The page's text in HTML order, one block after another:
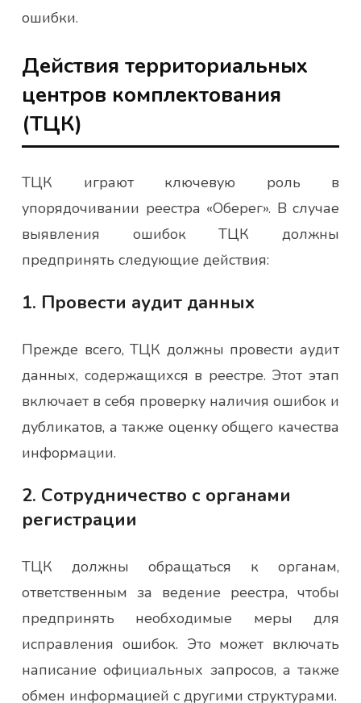
ошибки.
Действия территориальных
центров комплектования
(ТЦК)
ТЦК играют ключевую роль в
упорядочивании реестра «Оберег». В случае
выявления ошибок ТЦК должны
предпринять следующие действия:
1. Провести аудит данных
Прежде всего, ТЦК должны провести аудит
данных, содержащихся в реестре. Этот этап
включает в себя проверку наличия ошибок и
дубликатов, а также оценку общего качества
информации.
2. Сотрудничество с органами
регистрации
ТЦК должны обращаться к органам,
ответственным за ведение реестра, чтобы
предпринять необходимые меры для
исправления ошибок. Это может включать
написание официальных запросов, а также
обмен информацией с другими структурами.